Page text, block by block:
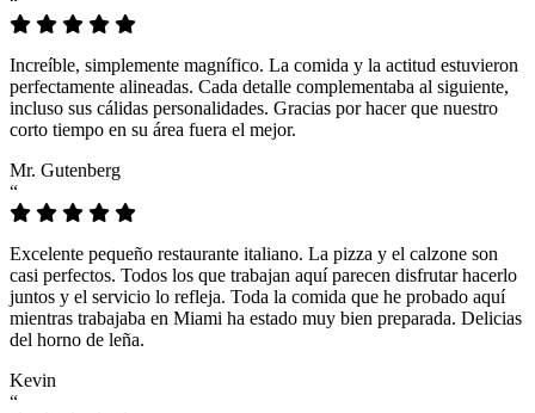
Increíble, simplemente magnífico. La comida y la actitud estuvieron
perfectamente alineadas. Cada detalle complementaba al siguiente,
incluso sus cálidas personalidades. Gracias por hacer que nuestro
corto tiempo en su área fuera el mejor.
Mr. Gutenberg
“
Excelente pequeño restaurante italiano. La pizza y el calzone son
casi perfectos. Todos los que trabajan aquí parecen disfrutar hacerlo
juntos y el servicio lo refleja. Toda la comida que he probado aquí
mientras trabajaba en Miami ha estado muy bien preparada. Delicias
del horno de leña.
Kevin
“